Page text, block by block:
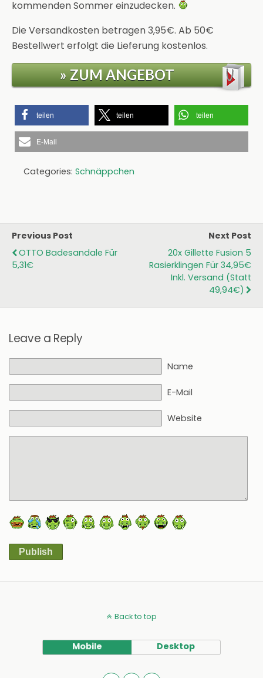
kommenden Sommer einzudecken.
Die Versandkosten betragen 3,95€. Ab 50€
Bestellwert erfolgt die Lieferung kostenlos.
» ZUM ANGEBOT
teilen teilen teilen
E-Mail
Categories: Schnäppchen
Previous Post
OTTO Badesandale Für
5,31€
Next Post
20x Gillette Fusion 5
Rasierklingen Für 34,95€
Inkl. Versand (statt
49,94€)
Leave a Reply
Name
E-Mail
Website
Publish
Back to top
Mobile Desktop